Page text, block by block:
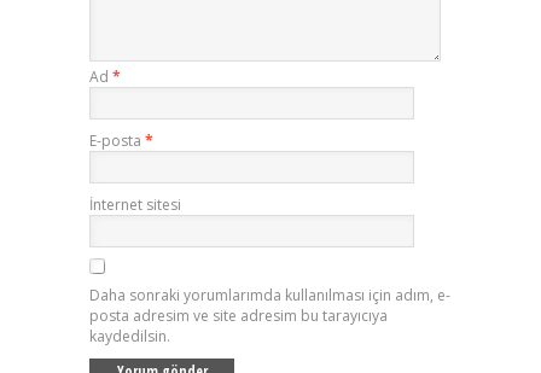
Ad *
E-posta *
İnternet sitesi
Daha sonraki yorumlarımda kullanılması için adım, e-
posta adresim ve site adresim bu tarayıcıya
kaydedilsin.